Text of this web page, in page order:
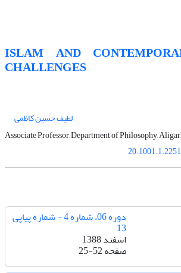
ISLAM AND
CHALLENGES
لطیف حسین کاظمی
Associate Professor, Department of Philosophy,
دوره 06، شماره 4 - شماره پیاپی
13
اسفند 1388
صفحه25-52